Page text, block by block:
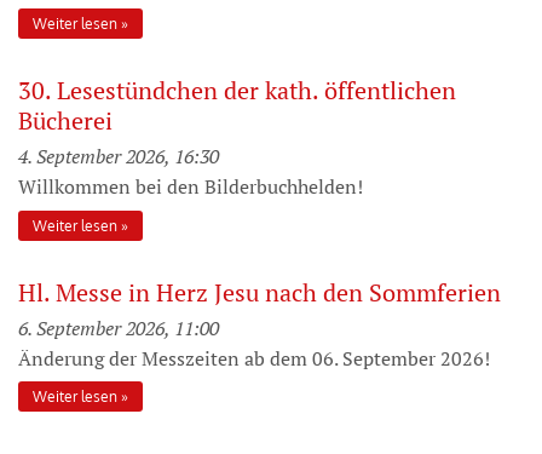
Weiter lesen
30. Lesestündchen der kath. öffentlichen
Bücherei
4. September 2026, 16:30
Willkommen bei den Bilderbuchhelden!
Weiter lesen
Hl. Messe in Herz Jesu nach den Sommferien
6. September 2026, 11:00
Änderung der Messzeiten ab dem 06. September 2026!
Weiter lesen